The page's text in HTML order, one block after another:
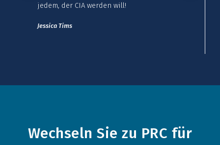
jedem, der CIA werden will!
Jessica Tims
Wechseln Sie zu PRC für